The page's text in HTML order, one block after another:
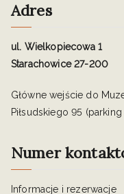
Adres
ul. Wielkopiecowa 1
Starachowice 27-200
Główne wejście do
Piłsudskiego 95
Numer
Informacje i rezerwacje